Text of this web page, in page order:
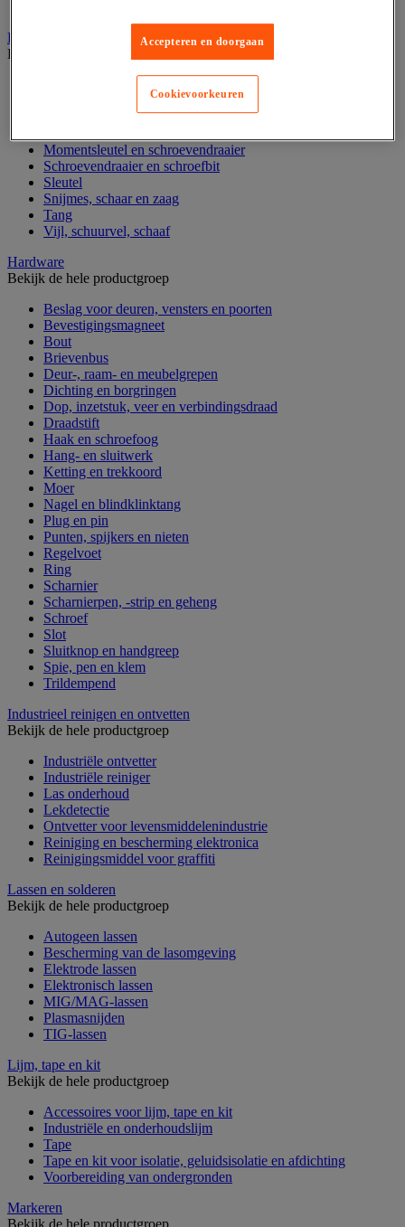
Handgereedschap
Bekijk de hele productgroep
Gereedschapsset
Momentsleutel en schroevendraaier
Schroevendraaier en schroefbit
Sleutel
Snijmes, schaar en zaag
Tang
Vijl, schuurvel, schaaf
Hardware
Bekijk de hele productgroep
Beslag voor deuren, vensters en poorten
Bevestigingsmagneet
Bout
Brievenbus
Deur-, raam- en meubelgrepen
Dichting en borgringen
Dop, inzetstuk, veer en verbindingsdraad
Draadstift
Haak en schroefoog
Hang- en sluitwerk
Ketting en trekkoord
Moer
Nagel en blindklinktang
Plug en pin
Punten, spijkers en nieten
Regelvoet
Ring
Scharnier
Scharnierpen, -strip en geheng
Schroef
Slot
Sluitknop en handgreep
Spie, pen en klem
Trildempend
Industrieel reinigen en ontvetten
Bekijk de hele productgroep
Industriële ontvetter
Industriële reiniger
Las onderhoud
Lekdetectie
Ontvetter voor levensmiddelenindustrie
Reiniging en bescherming elektronica
Reinigingsmiddel voor graffiti
Lassen en solderen
Bekijk de hele productgroep
Autogeen lassen
Bescherming van de lasomgeving
Elektrode lassen
Elektronisch lassen
MIG/MAG-lassen
Plasmasnijden
TIG-lassen
Lijm, tape en kit
Bekijk de hele productgroep
Accessoires voor lijm, tape en kit
Industriële en onderhoudslijm
Tape
Tape en kit voor isolatie, geluidsisolatie en afdichting
Voorbereiding van ondergronden
Markeren
Bekijk de hele productgroep
Accepteren en doorgaan
Cookievoorkeuren